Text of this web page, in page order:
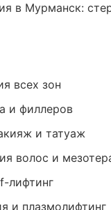
в Мурманск:
всех зон
и филлеров
и татуаж
волос и
лифтинг
и плазмолифтинг